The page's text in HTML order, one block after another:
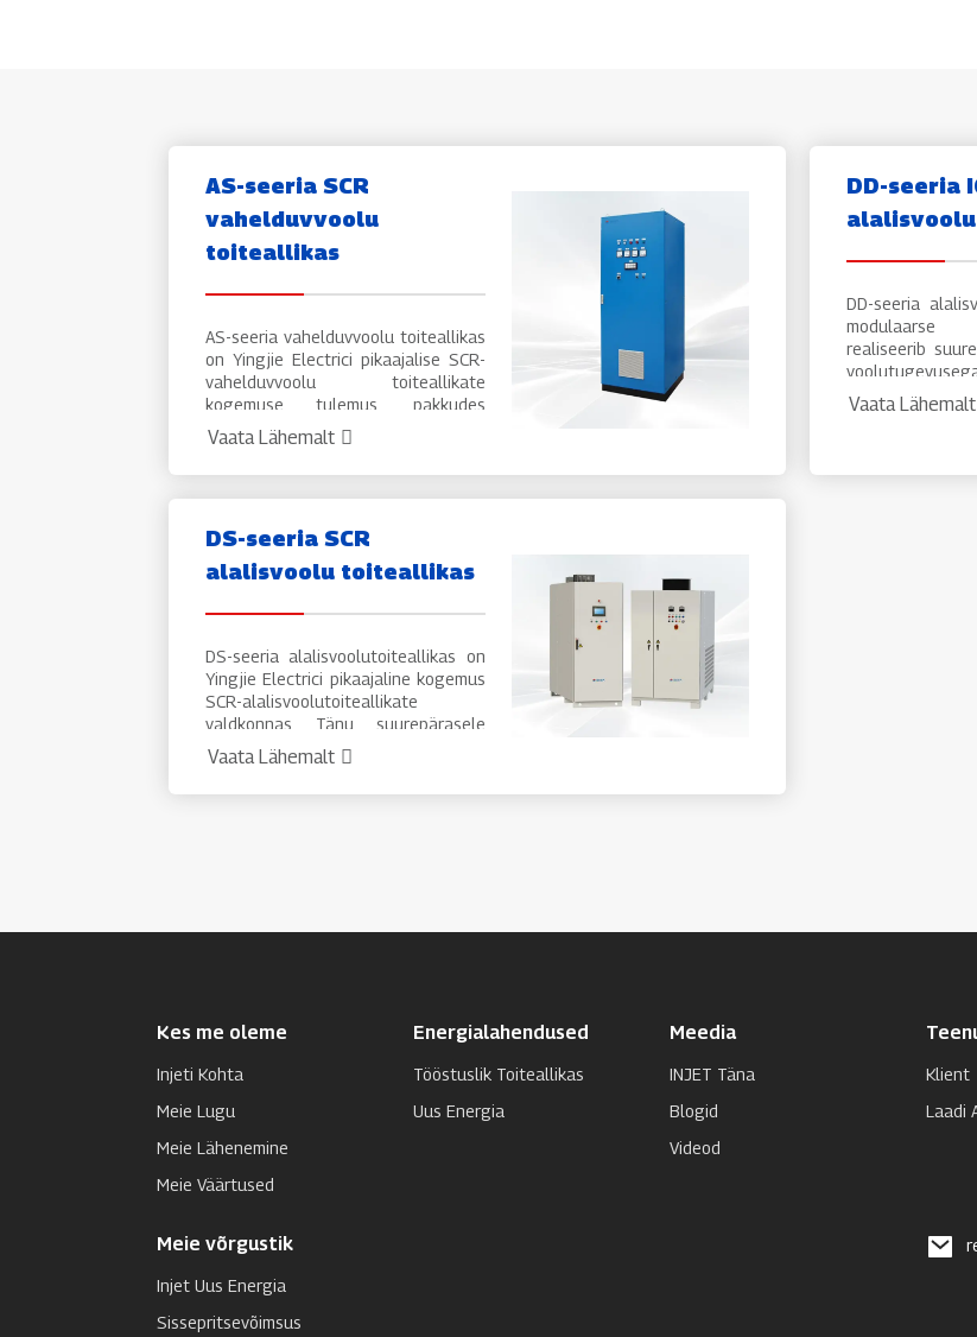
AS-seeria SCR
vahelduvvoolu
toiteallikas
AS-seeria vahelduvvoolu toiteallikas
on Yingjie Electrici pikaajalise SCR-
vahelduvvoolu toiteallikate
kogemuse tulemus, pakkudes
suurepärast jõudlust ja
usaldusväärset stabiilsust;
vaakumkatmises, tööstuslikus
kasvatamises, õhu eraldamises ja
Vaata Lähemalt
DD-seeria
DD-seeria
realiseerib
toiteallika
Vaata Lähemalt
DS-seeria SCR
alalisvoolu toiteallikas
DS-seeria alalisvoolutoiteallikas on
Yingjie Electrici pikaajaline kogemus
SCR-alalisvoolutoiteallikate
valdkonnas. Tänu suurepärasele
jõudlusele ja usaldusväärsele
stabiilsusele kasutatakse seda
laialdaselt elektrolüüsis,
Vaata Lähemalt
Kes me oleme
Injeti Kohta
Meie Lugu
Meie Lähenemine
Meie Väärtused
Energialahendused
Tööstuslik Toiteallikas
Uus Energia
Meedia
INJET Täna
Blogid
Videod
Klient
Laadi
Meie võrgustik
Injet Uus Energia
Sissepritsevõimsus